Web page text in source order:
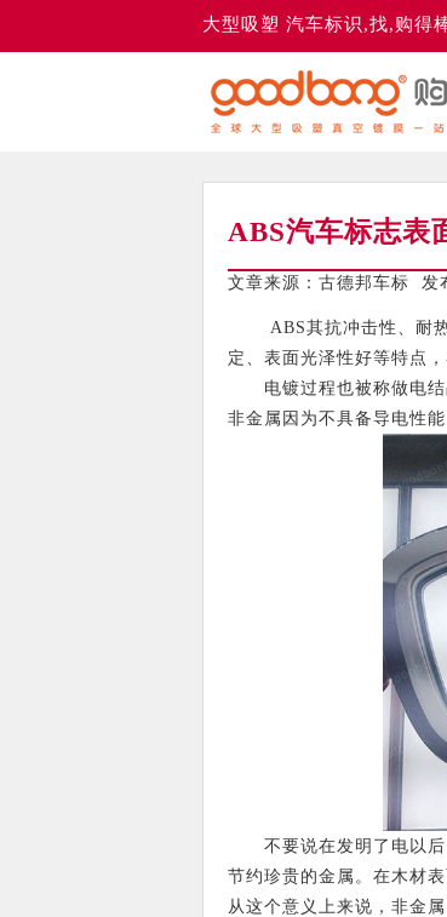
大型吸塑 汽车标识,找,购得
ABS汽车标志表
文章来源：古德邦车标 发
ABS其抗冲击性、耐热
定、表面光泽性好等特点，
电镀过程也被称做电结
非金属因为不具备导电性
不要说在发明了电以后
节约珍贵的金属。在木材
从这个意义上来说，非金